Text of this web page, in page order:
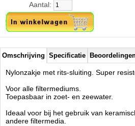
Aantal:
Omschrijving Specificatie
Nylonzakje met rits-sluiting. Super
Voor alle filtermediums.
Toepasbaar in zoet- en zeewater.
Ideaal voor bij het gebruik van
andere filtermedia.